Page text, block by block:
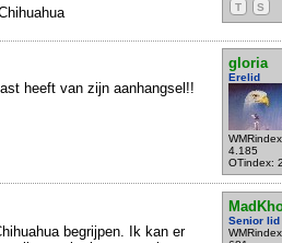
T
S
gloria
Erelid
4.185
OTindex:
heeft van zijn aanhangsel!!
Senior lid
begrijpen. Ik kan er